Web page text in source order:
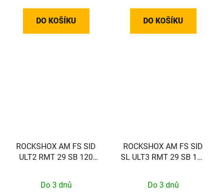
DO KOŠÍKU DO KOŠÍKU
ROCKSHOX AM FS SID
ULT2 RMT 29 SB 120
Do 3 dnů
ROCKSHOX AM FS SID
SL ULT3 RMT 29 SB 110
Do 3 dnů